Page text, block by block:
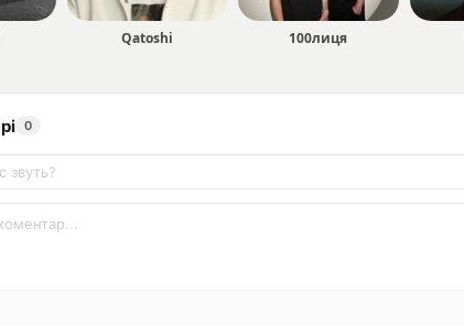
Qatoshi 100лиця
0